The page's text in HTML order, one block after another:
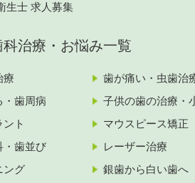
生士 求人募集
治療・お悩み一覧
療
歯が痛い・虫歯治
・歯周病
子供の歯の治療・
ト
マウスピース矯正
・歯並び
レーザー治療
ング
銀歯から白い歯へ